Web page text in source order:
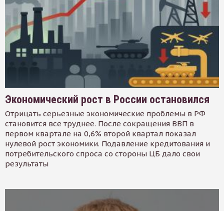
Экономический рост в России остановился
Отрицать серьезные экономические проблемы в РФ
становится все труднее. После сокращения ВВП в
первом квартале на 0,6% второй квартал показал
нулевой рост экономики. Подавление кредитования и
потребительского спроса со стороны ЦБ дало свои
результаты